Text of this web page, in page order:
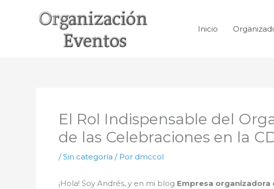
Inicio
El Rol Indispensable del
de las Celebraciones en la
/Sin categoría / Por dmccol
¡Hola! Soy Andrés, y en mi blog Empresa organizadora